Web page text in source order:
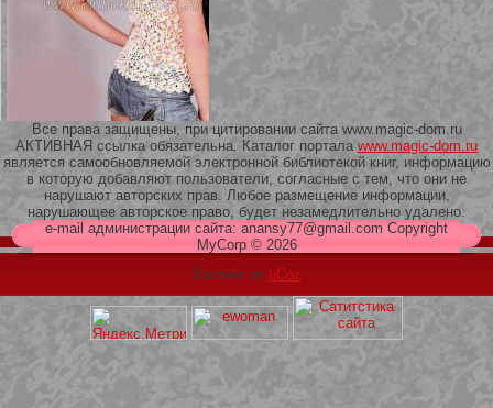
209 Белая кофта из ленточного
кружева
Все права защищены, при цитировании сайта www.magic-dom.ru
АКТИВНАЯ ссылка обязательна. Каталог портала www.magic-dom.ru
является самообновляемой электронной библиотекой книг, информацию
в которую добавляют пользователи, согласные с тем, что они не
нарушают авторских прав. Любое размещение информации,
нарушающее авторское право, будет незамедлительно удалено.
e-mail администрации сайта: anansy77@gmail.com Copyright
MyCorp © 2026
Хостинг от uCoz